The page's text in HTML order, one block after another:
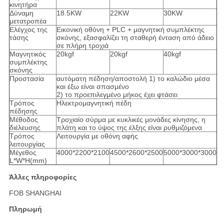
κινητήρα
Δύναμη
μετατροπέα
18.5KW 22KW 30KW
Ελέγχος της
τάσης
Εικονική οθόνη + PLC + μαγνητική συμπλέκτης
σκόνης, εξασφαλίζει τη σταθερή ένταση από άδειο
σε πλήρη τροχιά
Μαγνητικός
συμπλέκτης
σκόνης
20kgf 20kgf 40kgf
Προστασία
αυτόματη πέδηση/αποστολή 1) το καλώδιο μέσα
και έξω είναι σπασμένο
2) το προεπιλεγμένο μήκος έχει φτάσει
Τρόπος
πέδησης
Ηλεκτρομαγνητική πέδη
Μέθοδος
διέλευσης
Τροχιαίο σύρμα με κυκλικές μονάδες κίνησης, η
πλάτη και το ύψος της έλξης είναι ρυθμιζόμενα
Τρόπος
λειτουργίας
Λειτουργία με οθόνη αφής
Μέγεθος
L*W*H(mm)
4000*2200*21004500*2600*25005000*3000*3000
Άλλες πληροφορίες
FOB SHANGHAI
Πληρωμή